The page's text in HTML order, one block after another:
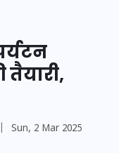
Sun, 2 Mar 2025